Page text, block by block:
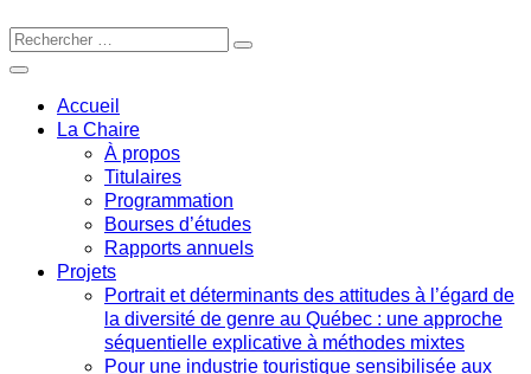
Accueil
La Chaire
À propos
Titulaires
Programmation
Bourses d’études
Rapports annuels
Projets
Portrait et déterminants des attitudes à l’égard de
la diversité de genre au Québec : une approche
séquentielle explicative à méthodes mixtes
Pour une industrie touristique sensibilisée aux